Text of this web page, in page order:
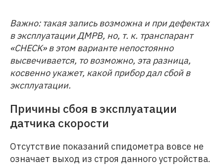
Важно: такая запись возможна и при дефектах
в эксплуатации ДМРВ, но, т. к. транспарант
«CHECK» в этом варианте непостоянно
высвечивается, то возможно, эта разница,
косвенно укажет, какой прибор дал сбой в
эксплуатации.
Причины сбоя в эксплуатации
датчика скорости
Отсутствие показаний спидометра вовсе не
означает выход из строя данного устройства.